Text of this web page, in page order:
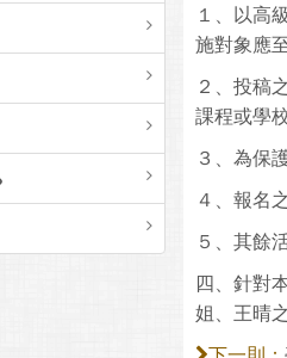
１、以高
施對象應
２、投稿
課程或學
３、為保
４、報名
５、其餘
四、針對
姐、王晴